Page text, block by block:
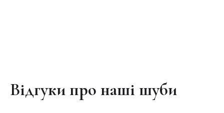
Відгуки про наші шуби